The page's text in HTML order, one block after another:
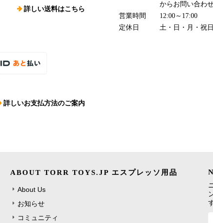
詳しい送料はこちら
詳しいお支払方法のご案内
からお問い合わ
営業時間
12:00～17:00
定休日
土・日・月・祝日
ABOUT TORR TOYS.JP エスプレッソ用品
About Us
お知らせ
コミュニティ